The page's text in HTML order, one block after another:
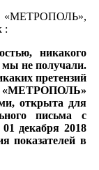
:
никакого
мы не получали.
претензий
«МЕТРОПОЛЬ»
открыта для
письма с
декабря 2018
показателей в